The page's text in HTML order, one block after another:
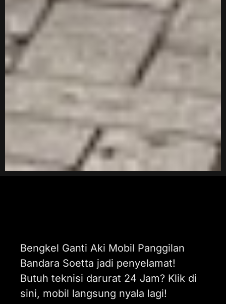
Bengkel Ganti Aki Mobil Panggilan
Bandara Soetta jadi penyelamat!
Butuh teknisi darurat 24 Jam? Klik di
sini, mobil langsung nyala lagi!